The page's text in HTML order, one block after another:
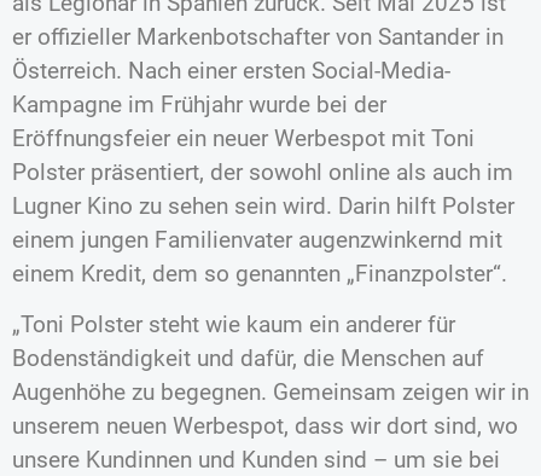
er offizieller Markenbotschafter von Santander in
Österreich. Nach einer ersten Social-Media-
Kampagne im Frühjahr wurde bei der
Eröffnungsfeier ein neuer Werbespot mit Toni
Polster präsentiert, der sowohl online als auch im
Lugner Kino zu sehen sein wird. Darin hilft Polster
einem jungen Familienvater augenzwinkernd mit
einem Kredit, dem so genannten „Finanzpolster“.
„Toni Polster steht wie kaum ein anderer für
Bodenständigkeit und dafür, die Menschen auf
Augenhöhe zu begegnen. Gemeinsam zeigen wir in
unserem neuen Werbespot, dass wir dort sind, wo
unsere Kundinnen und Kunden sind – um sie bei